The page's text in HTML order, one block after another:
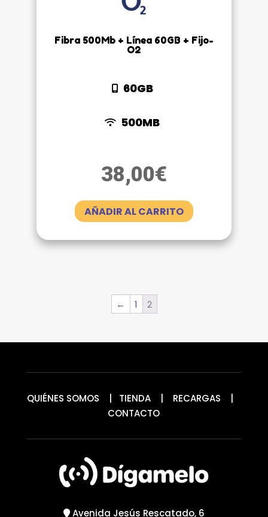
Fibra 500Mb + Línea 60GB + Fijo-
O2
60GB
500MB
38,00€
AÑADIR AL CARRITO
← 1 2
QUIÉNES SOMOS TIENDA RECARGAS
CONTACTO
Avenida Jesús Rescatado, 6